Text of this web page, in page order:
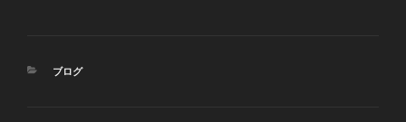
カ
ブログ